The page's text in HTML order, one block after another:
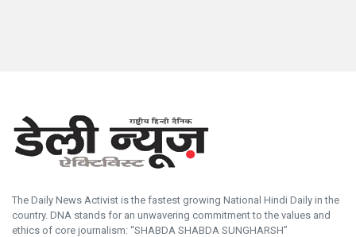
The Daily News Activist is the fastest growing National Hindi Daily in the
country. DNA stands for an unwavering commitment to the values and
ethics of core journalism: “SHABDA SHABDA SUNGHARSH”